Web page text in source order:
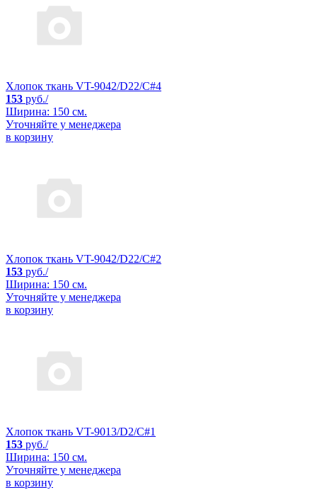
Хлопок ткань VT-9042/D22/C#4
153 руб./
Ширина: 150 см.
Уточняйте у менеджера
в корзину
Хлопок ткань VT-9042/D22/C#2
153 руб./
Ширина: 150 см.
Уточняйте у менеджера
в корзину
Хлопок ткань VT-9013/D2/C#1
153 руб./
Ширина: 150 см.
Уточняйте у менеджера
в корзину